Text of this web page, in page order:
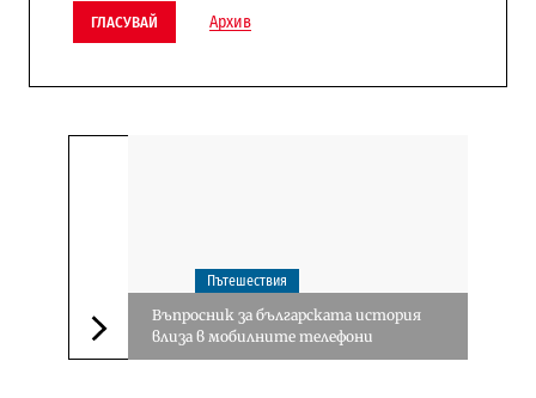
ГЛАСУВАЙ Архив
Следваща новина
Пътешествия
Въпросник за българската история
влиза в мобилните телефони